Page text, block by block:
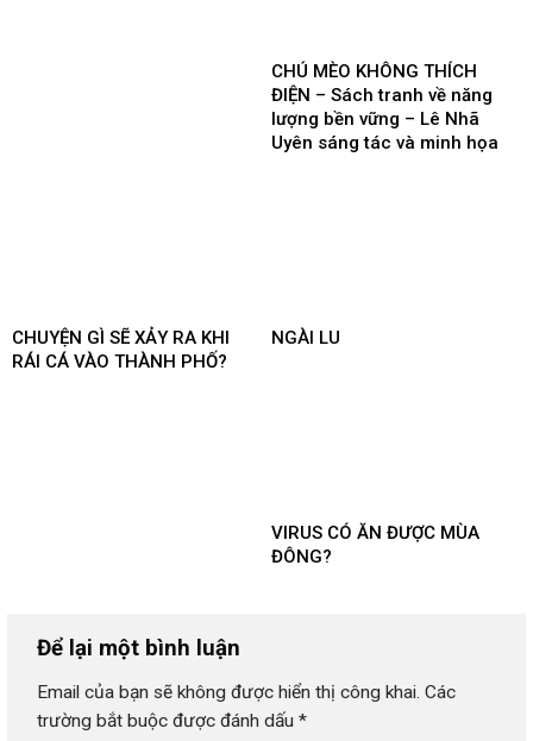
CHÚ MÈO KHÔNG THÍCH
ĐIỆN – Sách tranh về năng
lượng bền vững – Lê Nhã
Uyên sáng tác và minh họa
CHUYỆN GÌ SẼ XẢY RA KHI
RÁI CÁ VÀO THÀNH PHỐ?
NGÀI LU
VIRUS CÓ ĂN ĐƯỢC MÙA
ĐÔNG?
Để lại một bình luận
Email của bạn sẽ không được hiển thị công khai. Các
trường bắt buộc được đánh dấu *